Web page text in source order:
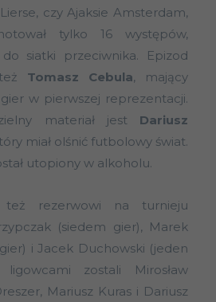
czy Ajaksie Amsterdam,
tylko 16 występów,
siatki przeciwnika. Epizod
Tomasz Cebula, mający
w pierwszej reprezentacji.
materiał jest Dariusz
miał olśnić futbolowy świat.
utopiony w alkoholu.
też rezerwowi na turnieju
(siedem gier), Marek
i Jacek Duchowski (jeden
zostali Mirosław
Mariusz Kuras i Dariusz